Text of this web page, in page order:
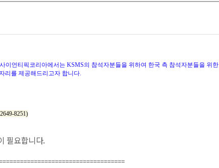
이언티픽코리아에서는 KSMS의 참석자분들을 위하여 한국 측 참석자분들을 위한
리를 제공해드리고자 합니다.
8251)
필요합니다.